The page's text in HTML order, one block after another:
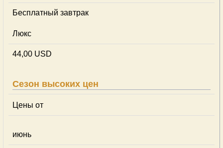
Бесплатный завтрак
Люкс
44,00 USD
Сезон высоких цен
Цены от
июнь